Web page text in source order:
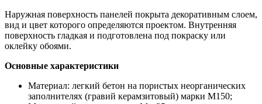
Наружная поверхность панелей покрыта декоративным слоем,
вид и цвет которого определяются проектом. Внутренняя
поверхность гладкая и подготовлена под покраску или
оклейку обоями.
Основные характеристики
Материал: легкий бетон на пористых неорганических
заполнителях (гравий керамзитовый) марки М150;